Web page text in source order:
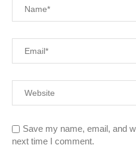
Save my name, email, and
next time I comment.